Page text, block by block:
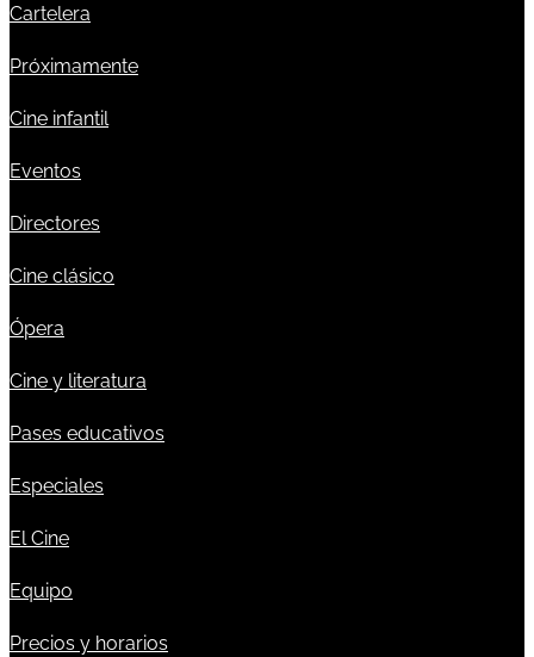
Cartelera
Próximamente
Cine infantil
Eventos
Directores
Cine clásico
Ópera
Cine y literatura
Pases educativos
Especiales
El Cine
Equipo
Precios y horarios